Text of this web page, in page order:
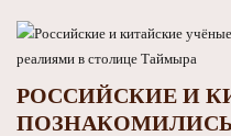
РОССИЙСКИЕ И